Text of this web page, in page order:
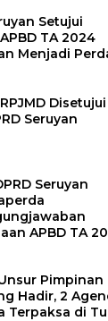
Setujui
TA 2024
Menjadi
Disetujui
Seruyan
Seruyan
APBD TA
Pimpinan
Hadir, 2
Terpaksa di